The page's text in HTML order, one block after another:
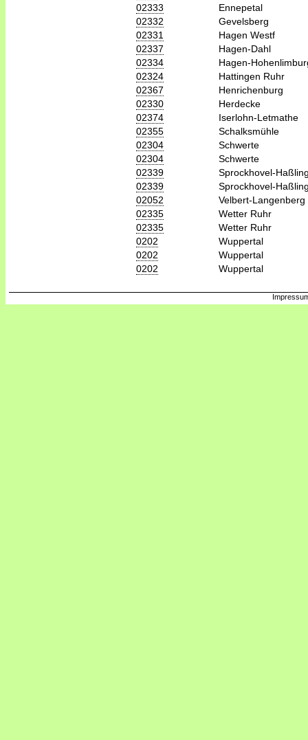
02333
Ennepetal
02332
Gevelsberg
02331
Hagen Westf
02337
Hagen-Dahl
02334
Hagen-
02324
Hattingen Ruhr
02367
Henrichenburg
02330
Herdecke
02374
Iserlohn-Letmathe
02355
Schalksmühle
02304
Schwerte
02304
Schwerte
02339
Sprockhovel-
02339
Sprockhovel-
02052
Velbert-Langenberg
02335
Wetter Ruhr
02335
Wetter Ruhr
0202
Wuppertal
0202
Wuppertal
0202
Wuppertal